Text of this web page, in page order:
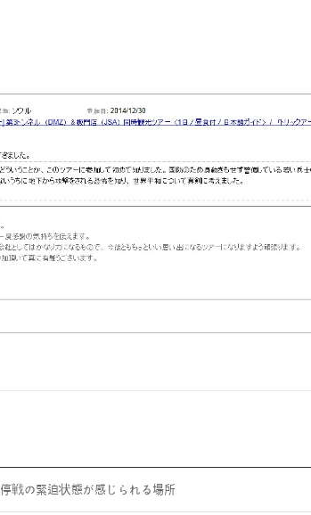
停戦の緊迫状態が感じられる場所